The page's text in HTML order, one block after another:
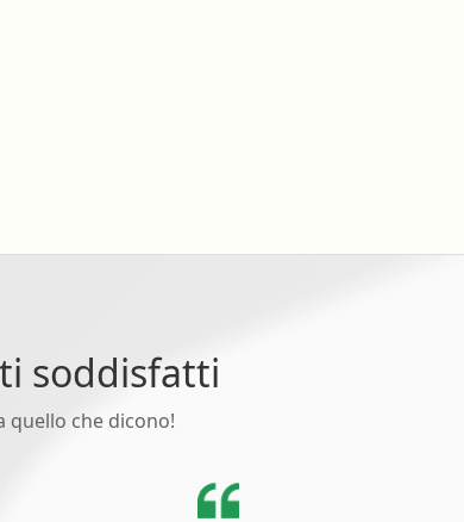
soddisfatti
quello che dicono!